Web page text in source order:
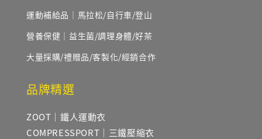
運動補給品｜馬拉松/自行車/登山
營養保健｜益生菌/調理身體/好茶
大量採購/禮贈品/客製化/經銷合作
品牌精選
ZOOT｜鐵人運動衣
COMPRESSPORT｜三鐵壓縮衣